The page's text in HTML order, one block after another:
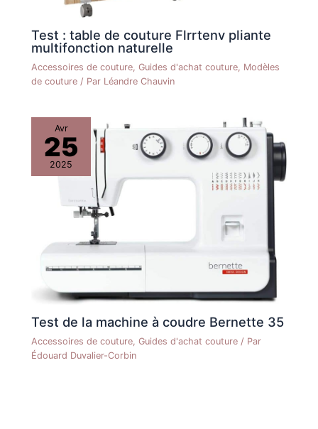
Test : table de couture Flrrtenv pliante
multifonction naturelle
Accessoires de couture,Guides d'achat couture, Modèles
de couture / Par Léandre Chauvin
Avr
25
2025
Test de la machine à coudre Bernette 35
Accessoires de couture ,Guides d'achat couture / Par
Édouard Duvalier-Corbin